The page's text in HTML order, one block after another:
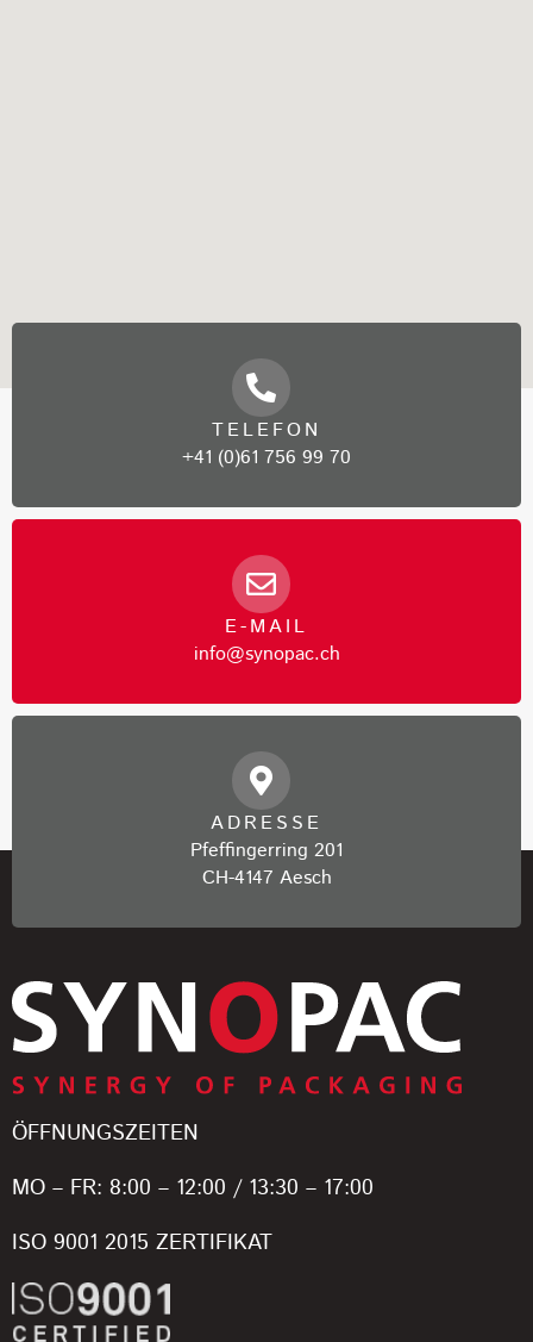
TELEFON
+41 (0)61 756 99 70
E-MAIL
info@synopac.ch
ADRESSE
Pfeffingerring 201
CH-4147 Aesch
ÖFFNUNGSZEITEN
MO – FR: 8:00 – 12:00 / 13:30 – 17:00
ISO 9001 2015 ZERTIFIKAT